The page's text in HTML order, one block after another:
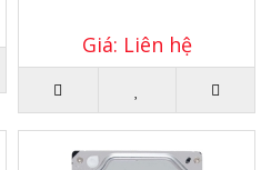
Giá: Liên hệ